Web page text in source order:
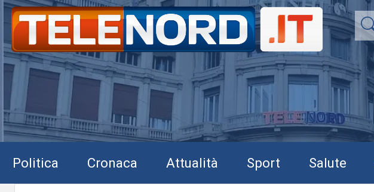
Politica Cronaca Attualità Sport Salute